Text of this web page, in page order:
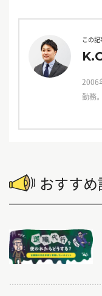
この
2006
勤務
マ
都営
商品
おすす